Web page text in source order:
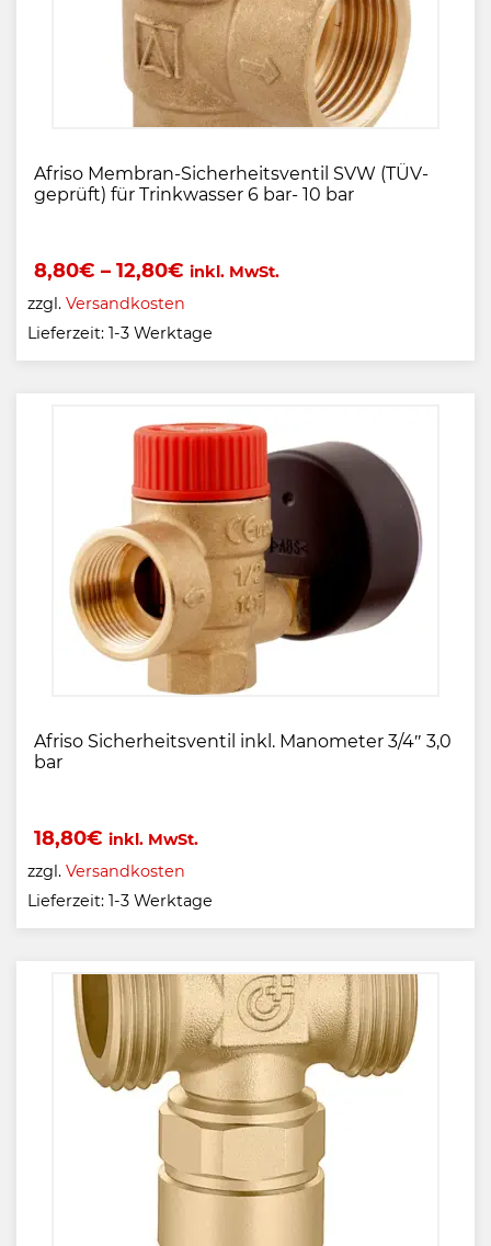
Afriso Membran-Sicherheitsventil SVW (TÜV-
geprüft) für Trinkwasser 6 bar- 10 bar
8,80€ – 12,80€ inkl. MwSt.
zzgl. Versandkosten
Lieferzeit: 1-3 Werktage
Afriso Sicherheitsventil inkl. Manometer 3/4″ 3,0
bar
18,80€ inkl. MwSt.
zzgl. Versandkosten
Lieferzeit: 1-3 Werktage